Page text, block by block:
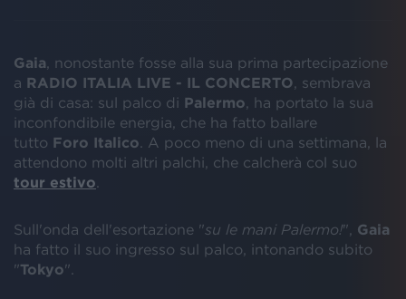
Gaia , nonostante fosse alla sua prima partecipazione
a RADIO ITALIA LIVE - IL CONCERTO , sembrava
già di casa: sul palco di Palermo , ha portato la sua
inconfondibile energia, che ha fatto ballare
tutto Foro Italico . A poco meno di una settimana, la
attendono molti altri palchi, che calcherà col suo
tour estivo
Sull'onda dell'esortazione "su le mani Palermo!", Gaia
ha fatto il suo ingresso sul palco, intonando subito
"Tokyo".